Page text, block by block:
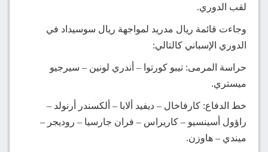
لقب الدوري.
وجاءت قائمة ريال مدريد لمواجهة ريال سوسيداد في
الدوري الإسباني كالتالي:
حراسة المرمى: تيبو كورتوا – أندري لونين – سيرجيو
ميستري.
خط الدفاع: كارفاخال – ديفيد ألابا – ألكسندر أرنولد –
راؤول أسينسيو – كاريراس – فران جارسيا – روديجر –
ميندي – هاوزن.